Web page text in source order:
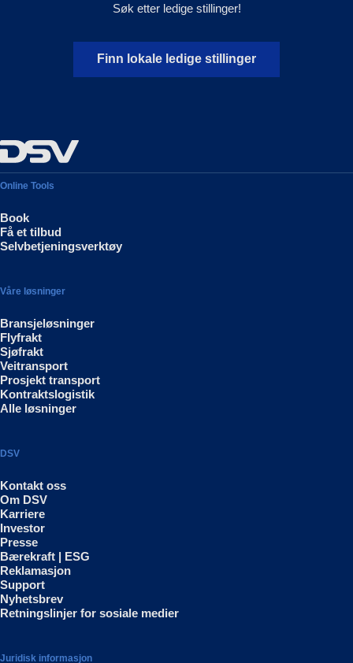
Søk etter ledige stillinger!
Finn lokale ledige stillinger
Online Tools
Book
Få et tilbud
Selvbetjeningsverktøy
Våre løsninger
Bransjeløsninger
Flyfrakt
Sjøfrakt
Veitransport
Prosjekt transport
Kontraktslogistik
Alle løsninger
DSV
Kontakt oss
Om DSV
Karriere
Investor
Presse
Bærekraft | ESG
Reklamasjon
Support
Nyhetsbrev
Retningslinjer for sosiale medier
Juridisk informasjon